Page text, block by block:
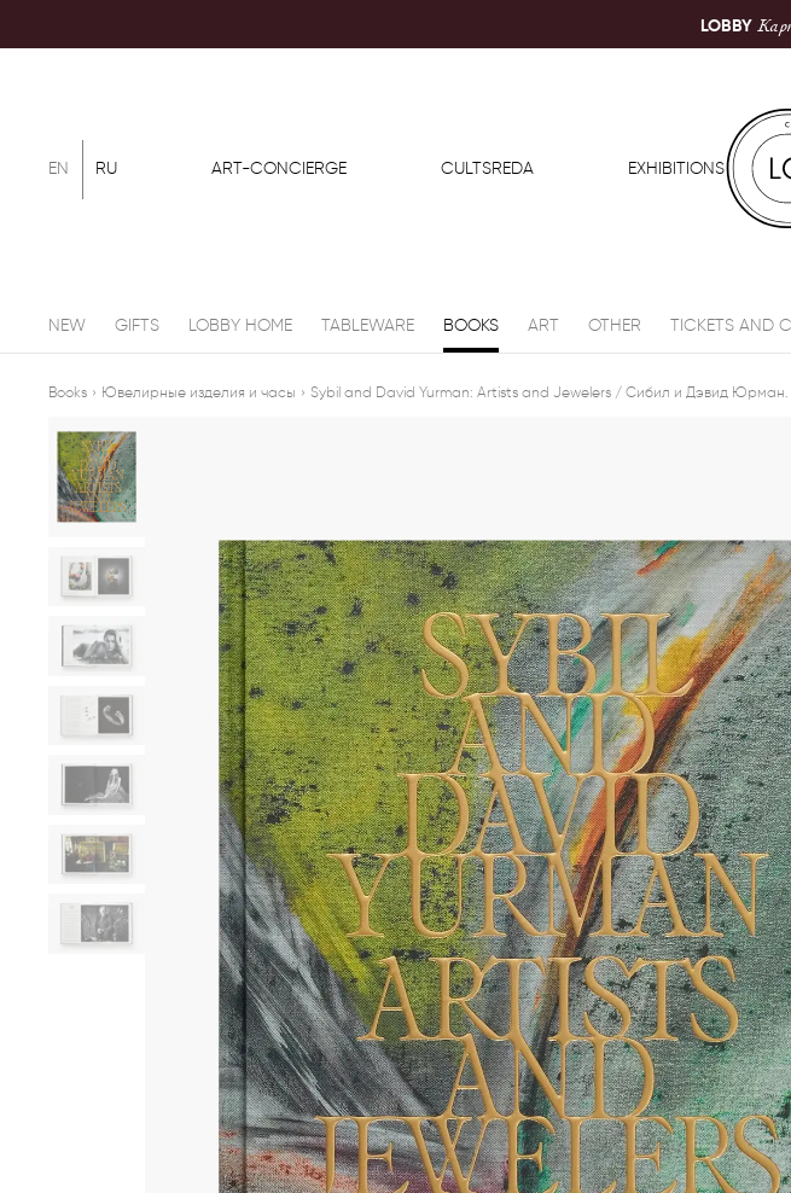
LOBBY
EN RU ART-CONCIERGE CULTSREDA EXHIBITIONS
NEW GIFTS LOBBY HOME TABLEWARE BOOKS ART OTHER TICKETS AND
Books › Ювелирные изделия и часы › Sybil and David Yurman: Artists and Jewelers / Сибил и Дэвид